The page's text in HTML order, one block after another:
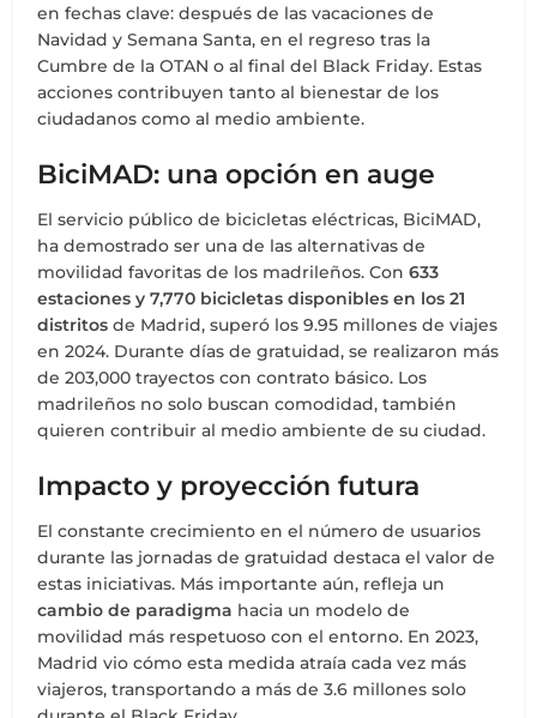
en fechas clave: después de las vacaciones de
Navidad y Semana Santa, en el regreso tras la
Cumbre de la OTAN o al final del Black Friday. Estas
acciones contribuyen tanto al bienestar de los
ciudadanos como al medio ambiente.
BiciMAD: una opción en auge
El servicio público de bicicletas eléctricas, BiciMAD,
ha demostrado ser una de las alternativas de
movilidad favoritas de los madrileños. Con633
estaciones y 7,770 bicicletas disponibles en los 21
distritos de Madrid, superó los 9.95 millones de viajes
en 2024. Durante días de gratuidad, se realizaron más
de 203,000 trayectos con contrato básico. Los
madrileños no solo buscan comodidad, también
quieren contribuir al medio ambiente de su ciudad.
Impacto y proyección futura
El constante crecimiento en el número de usuarios
durante las jornadas de gratuidad destaca el valor de
estas iniciativas. Más importante aún, refleja un
cambio de paradigma hacia un modelo de
movilidad más respetuoso con el entorno. En 2023,
Madrid vio cómo esta medida atraía cada vez más
viajeros, transportando a más de 3.6 millones solo